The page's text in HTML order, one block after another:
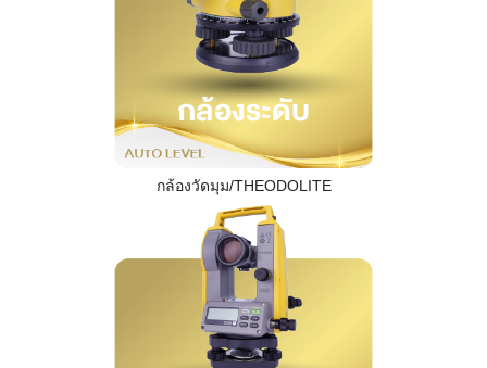
กล้องวัดมุม/THEODOLITE